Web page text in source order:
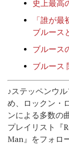
史上最高
「誰が
ブルース
ブルース
ブルース
♪ステッペンウ
め、ロックン・
ンによる多数の
プレイリスト『
Man』をフォロ